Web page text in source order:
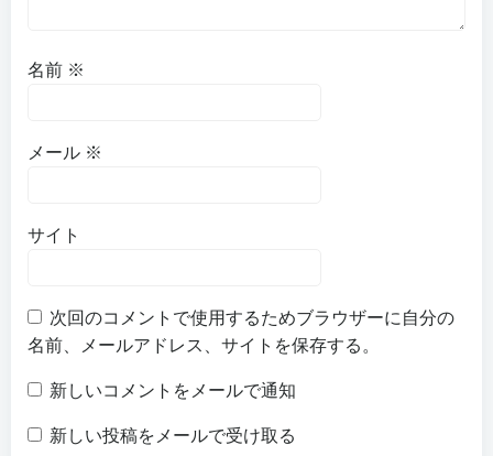
名前 ※
メール ※
サイト
次回のコメントで使用するためブラウザーに自分の
名前、メールアドレス、サイトを保存する。
新しいコメントをメールで通知
新しい投稿をメールで受け取る